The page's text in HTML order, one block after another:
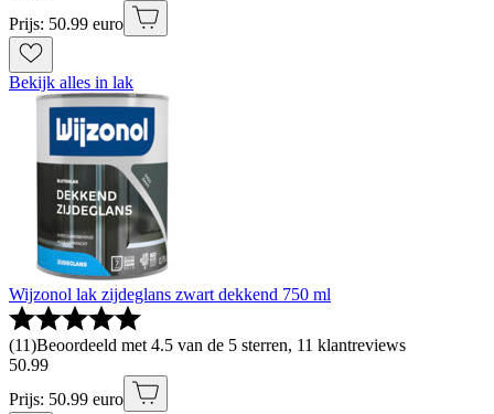
Prijs: 50.99 euro
Bekijk alles in lak
Wijzonol lak zijdeglans zwart dekkend 750 ml
(11)Beoordeeld met 4.5 van de 5 sterren, 11 klantreviews
50.99
Prijs: 50.99 euro